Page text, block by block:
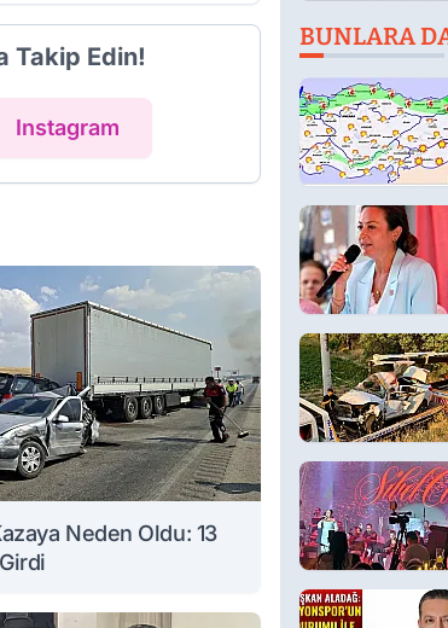
Takip Edin!
Instagram
Neden Oldu: 13
BUNLARA